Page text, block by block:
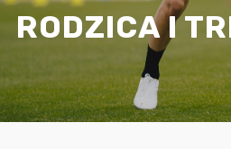
RODZICA I